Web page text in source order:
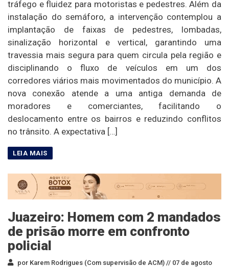
tráfego e fluidez para motoristas e pedestres. Além da
instalação do semáforo, a intervenção contemplou a
implantação de faixas de pedestres, lombadas,
sinalização horizontal e vertical, garantindo uma
travessia mais segura para quem circula pela região e
disciplinando o fluxo de veículos em um dos
corredores viários mais movimentados do município. A
nova conexão atende a uma antiga demanda de
moradores e comerciantes, facilitando o
deslocamento entre os bairros e reduzindo conflitos
no trânsito. A expectativa […]
Juazeiro: Homem com 2 mandados
de prisão morre em confronto
policial
por Karem Rodrigues (Com supervisão de ACM) // 07 de agosto